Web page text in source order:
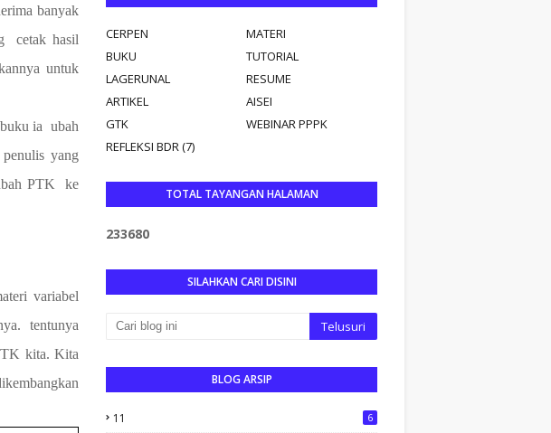
banyak
cetak hasil
untuk
ia ubah
yang
PTK
ke
variabel
tentunya
kita. Kita
CERPEN
MATERI
BUKU
TUTORIAL
LAGERUNAL
RESUME
ARTIKEL
AISEI
GTK
WEBINAR PPPK
REFLEKSI BDR (7)
TOTAL TAYANGAN HALAMAN
233680
SILAHKAN CARI DISINI
BLOG ARSIP
11 6